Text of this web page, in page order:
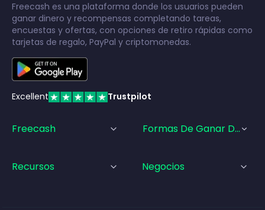
Freecash es una plataforma donde los usuarios pueden
ganar dinero y recompensas completando tareas,
encuestas y ofertas, con opciones de retiro rápidas como
tarjetas de regalo, PayPal y criptomonedas.
Excellent Trustpilot
Freecash Formas De Ganar Dinero
Recursos Negocios